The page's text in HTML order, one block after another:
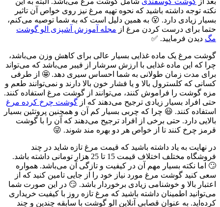
نکته توجه داشته باشید که نحوه تهیه مرغ نیز روی خواص آن تاثیر
بسیار زیادی دارد. 😮 به همین دلیل است که به شما توصیه می‌کنم،
حتما برای درست کردن مرغ از مجله آموزش آشپزی الو گوشت
مگ دیدن فرمایید. ✅
گوشت مرغ یک ماده غذایی بسیار عالی برای کاهش وزن می‌باشد،
چرا که این ماده غذایی با ارزش سرشار از فیبر می‌باشد که می‌تواند
برای مدت زمان طولانی به شما احساس سیری دهد. 🤩 از طرفی
کسانی که کلسترول بالا و یا فشار خون بالا دارند و نمی‌توانند طعم و
مزه گوشت را فراموش کنند، می‌توانند از گوشت مرغ استفاده کنند.
حتی افراد بسیار زیادی ترجیح می‌دهند که از گوشت چرخ کرده مرغ
استفاده کنند. 😃 چرا که چربی بسیار کم آن و همچنین پروتئین بسیار
بالایی دارد. حتی برخی از افراد ترجیح می‌دهند که آن را با گوشت
قرمز چرخ کنند تا از خواص هر دو بهره مند شوند. 😜
در نهایت به یاد داشته باشید که قیمت مرغ تازه شاید در چند
فروشگاه مختلف اختلاف قیمت 15 تا 25 هزار تومانی داشته باشد.
🙄 اما نکته بسیار مهم آن در کیفیت و تازگی آن می‌باشد. همواره
سعی کنید گوشت مرغ مورد نیاز خود را از جایی تامین کنید که از
اعتبار بالا و خوشنامی زیادی برخوردار باشد. 😏 در این صورت شما
می‌توانید اطمینان داشته باشید که مرغ تازه روز با کیفیت خریداری
کرده‌اید. به عنوان قصابی آنلاین الو گوشت با سابقه چندین و چند